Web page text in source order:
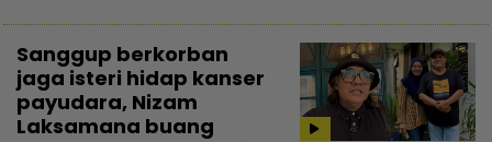
Sanggup berkorban
jaga isteri hidap kanser
payudara, Nizam
Laksamana buang